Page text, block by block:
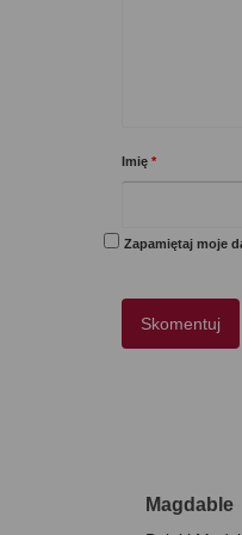
Imię *
Zapamiętaj moje
Magdable